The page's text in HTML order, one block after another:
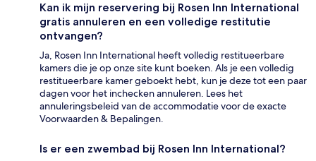
Kan ik mijn reservering bij Rosen Inn International
gratis annuleren en een volledige restitutie
ontvangen?
Ja, Rosen Inn International heeft volledig restitueerbare
kamers die je op onze site kunt boeken. Als je een volledig
restitueerbare kamer geboekt hebt, kun je deze tot een paar
dagen voor het inchecken annuleren. Lees het
annuleringsbeleid van de accommodatie voor de exacte
Voorwaarden & Bepalingen.
Is er een zwembad bij Rosen Inn International?